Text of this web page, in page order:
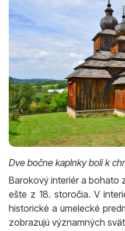
Dve bočne kaplnky boli k
Barokový interiér a bohato
ešte z 18. storočia. V
historické a umelecké
zobrazujú významných